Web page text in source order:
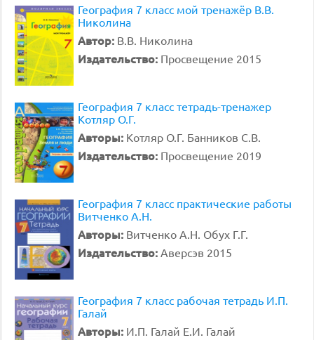
География 7 класс мой тренажёр В.В.
Николина
Автор: В.В. Николина
Издательство: Просвещение 2015
География 7 класс тетрадь-тренажер
Котляр О.Г.
Авторы: Котляр О.Г. Банников С.В.
Издательство: Просвещение 2019
География 7 класс практические работы
Витченко А.Н.
Авторы: Витченко А.Н. Обух Г.Г.
Издательство: Аверсэв 2015
География 7 класс рабочая тетрадь И.П.
Галай
Авторы: И.П. Галай Е.И. Галай